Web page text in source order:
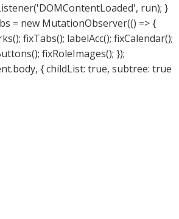
run); }
= new MutationObserver(() => {
fixTabs(); labelAcc(); fixCalendar();
fixRoleImages(); });
{ childList: true, subtree: true